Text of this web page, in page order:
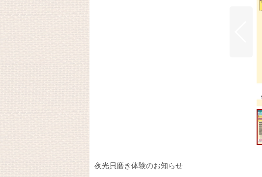
夜光貝磨き体験のお知らせ